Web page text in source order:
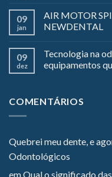
09
jan
AIR MOTOR
NEWDENTAL
09
dez
Tecnologia na
equipamentos
COMENTÁRIOS
Quebrei meu dente, e
Odontológicos
emQual o significado